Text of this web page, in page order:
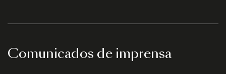
Comunicados de imprensa